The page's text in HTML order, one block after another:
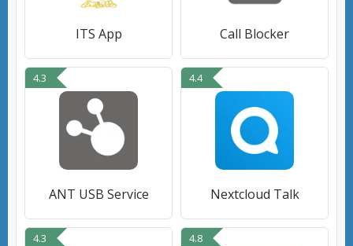
ITS App Call Blocker
4.3
ANT USB Service
4.4
Nextcloud Talk
4.3 4.8